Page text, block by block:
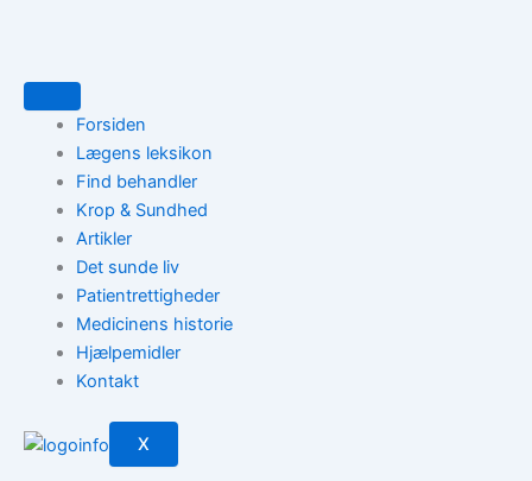
Forsiden
Lægens leksikon
Find behandler
Krop & Sundhed
Artikler
Det sunde liv
Patientrettigheder
Medicinens historie
Hjælpemidler
Kontakt
X